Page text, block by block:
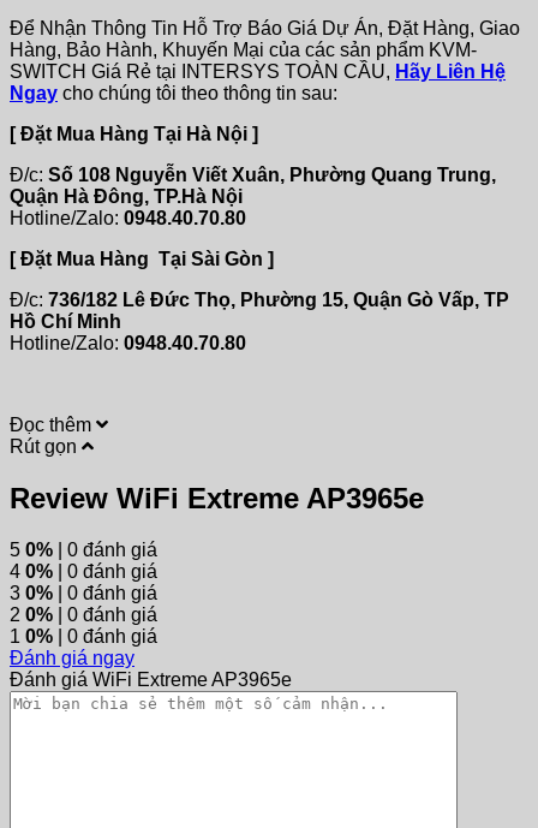
Để Nhận Thông Tin Hỗ Trợ Báo Giá Dự Án, Đặt Hàng, Giao
Hàng, Bảo Hành, Khuyến Mại của các sản phẩm KVM-
SWITCH Giá Rẻ tại INTERSYS TOÀN CẦU, Hãy Liên Hệ
Ngay cho chúng tôi theo thông tin sau:
[ Đặt Mua Hàng Tại Hà Nội ]
Đ/c: Số 108 Nguyễn Viết Xuân, Phường Quang Trung,
Quận Hà Đông, TP.Hà Nội
Hotline/Zalo: 0948.40.70.80
[ Đặt Mua Hàng Tại Sài Gòn ]
Đ/c: 736/182 Lê Đức Thọ, Phường 15, Quận Gò Vấp, TP
Hồ Chí Minh
Hotline/Zalo: 0948.40.70.80
Đọc thêm
Rút gọn
Review WiFi Extreme AP3965e
5 0% | 0 đánh giá
4 0% | 0 đánh giá
3 0% | 0 đánh giá
2 0% | 0 đánh giá
1 0% | 0 đánh giá
Đánh giá ngay
Đánh giá WiFi Extreme AP3965e